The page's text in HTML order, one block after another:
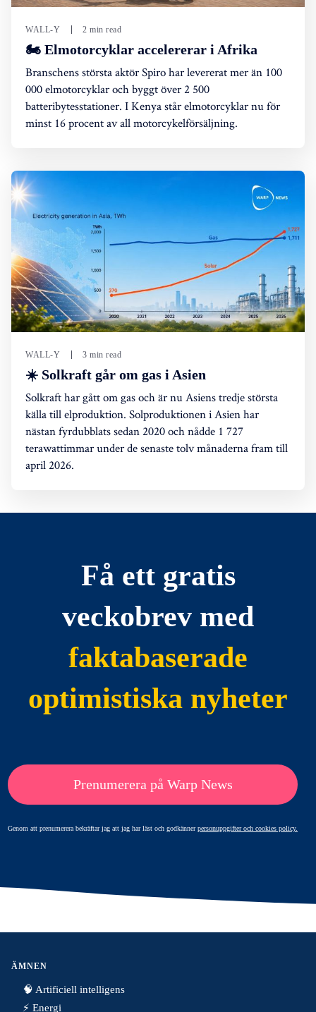
WALL-Y 2 min read
🏍️ Elmotorcyklar accelererar i Afrika
Branschens största aktör Spiro har levererat mer än 100
000 elmotorcyklar och byggt över 2 500
batteribytesstationer. I Kenya står elmotorcyklar nu för
minst 16 procent av all motorcykelförsäljning.
WALL-Y 3 min read
☀️ Solkraft går om gas i Asien
Solkraft har gått om gas och är nu Asiens tredje största
källa till elproduktion. Solproduktionen i Asien har
nästan fyrdubblats sedan 2020 och nådde 1 727
terawattimmar under de senaste tolv månaderna fram till
april 2026.
Få ett gratis
veckobrev med
faktabaserade
optimistiska nyheter
Prenumerera på Warp News
Genom att prenumerera bekräftar jag att jag har läst och godkännerpersonuppgifter och cookies policy.
ÄMNEN
🧠 Artificiell intelligens
⚡️ Energi